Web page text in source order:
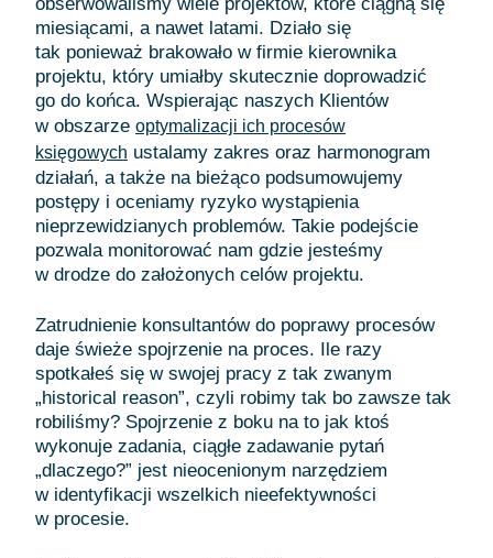
miesiącami, a nawet latami. Działo się
tak ponieważ brakowało w firmie kierownika
projektu, który umiałby skutecznie doprowadzić
go do końca. Wspierając naszych Klientów
w obszarze optymalizacji ich procesów
księgowych ustalamy zakres oraz harmonogram
działań, a także na bieżąco podsumowujemy
postępy i oceniamy ryzyko wystąpienia
nieprzewidzianych problemów. Takie podejście
pozwala monitorować nam gdzie jesteśmy
w drodze do założonych celów projektu.
Zatrudnienie konsultantów do poprawy procesów
daje świeże spojrzenie na proces. Ile razy
spotkałeś się w swojej pracy z tak zwanym
„historical reason”, czyli robimy tak bo zawsze tak
robiliśmy? Spojrzenie z boku na to jak ktoś
wykonuje zadania, ciągłe zadawanie pytań
„dlaczego?” jest nieocenionym narzędziem
w identyfikacji wszelkich nieefektywności
w procesie.